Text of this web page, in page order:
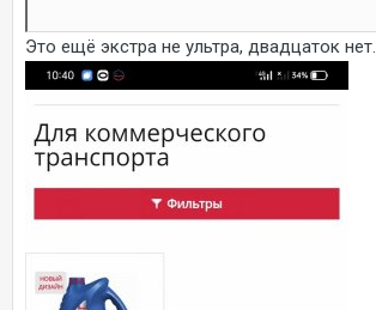
Это ещё экстра не ультра, двадцаток нет.